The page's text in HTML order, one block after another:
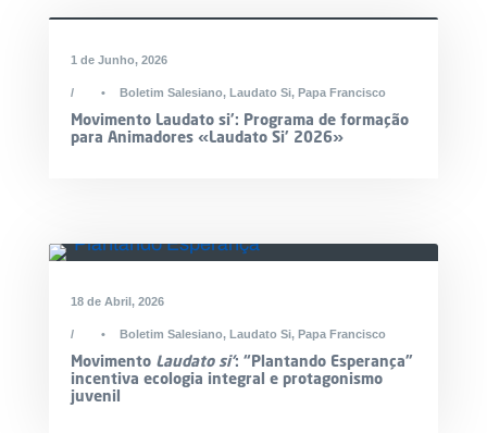
1 de Junho, 2026
• Boletim Salesiano, Laudato Si, Papa Francisco
Movimento Laudato si’: Programa de formação
para Animadores «Laudato Si’ 2026»
18 de Abril, 2026
• Boletim Salesiano, Laudato Si, Papa Francisco
Movimento Laudato si’: “Plantando Esperança”
incentiva ecologia integral e protagonismo
juvenil